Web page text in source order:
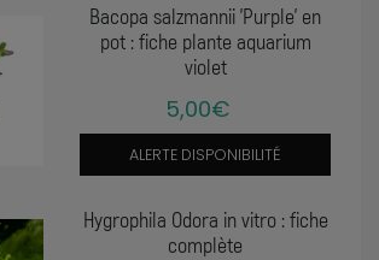
Bacopa salzmannii 'Purple' en
pot : fiche plante aquarium
violet
5,00€
ALERTE DISPONIBILITÉ
Hygrophila Odora in vitro : fiche
complète